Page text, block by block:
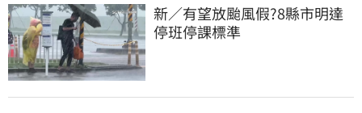
新／有望放颱風假?8縣市明達
停班停課標準